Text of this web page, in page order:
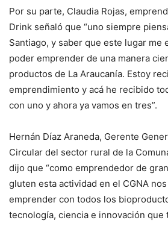
Por su parte, Claudia Rojas,
Drink señaló que “uno siempre
Santiago, y saber que este lugar me
poder emprender de una manera
productos de La Araucanía. Estoy
emprendimiento y acá he recibido
con uno y ahora ya vamos en tres”.
Hernán Díaz Araneda, Gerente
Circular del sector rural de la
dijo que “como emprendedor de
gluten esta actividad en el CGNA
emprender con todos los
tecnología, ciencia e innovación que